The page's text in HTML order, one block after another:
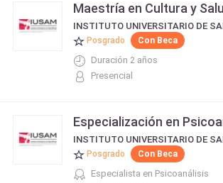
Maestría en Cultura y
Posgrado Con Beca
Duración 2 años
Presencial
Especialización en
Posgrado Con Beca
Especialista en Psicoanálisis